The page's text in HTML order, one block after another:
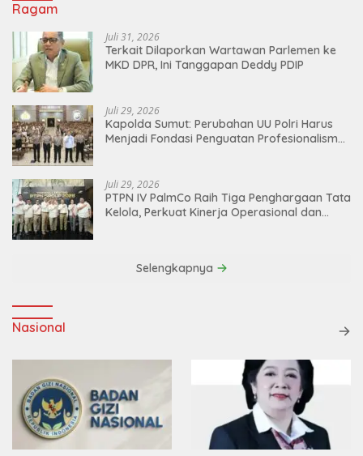
Ragam
Juli 31, 2026
Terkait Dilaporkan Wartawan Parlemen ke
MKD DPR, Ini Tanggapan Deddy PDIP
Juli 29, 2026
Kapolda Sumut: Perubahan UU Polri Harus
Menjadi Fondasi Penguatan Profesionalisme
Juli 29, 2026
PTPN IV PalmCo Raih Tiga Penghargaan Tata
Kelola, Perkuat Kinerja Operasional dan
Selengkapnya
Nasional